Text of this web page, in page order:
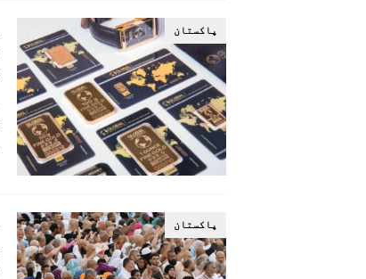
پاکستان
پاکستان